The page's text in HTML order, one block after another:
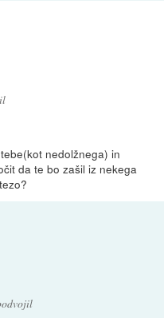
nedolžnega) in
da te bo zašil iz nekega